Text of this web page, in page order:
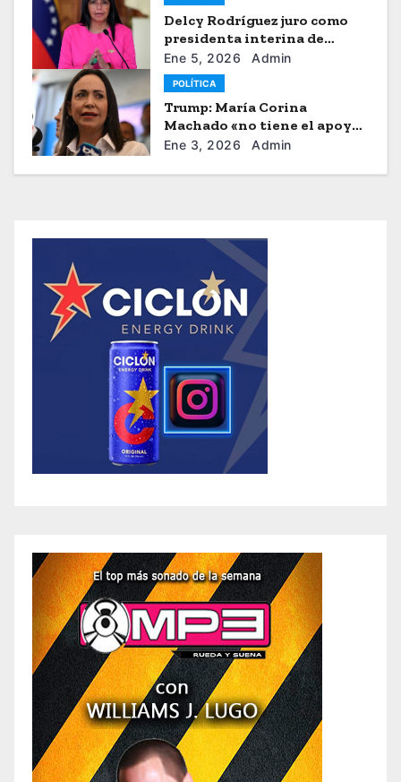
Delcy Rodríguez juro como
presidenta interina de
Venezuela
Ene 5, 2026 Admin
POLÍTICA
Trump: María Corina
Machado «no tiene el apoyo»
para dirigir Venezuela
Ene 3, 2026 Admin